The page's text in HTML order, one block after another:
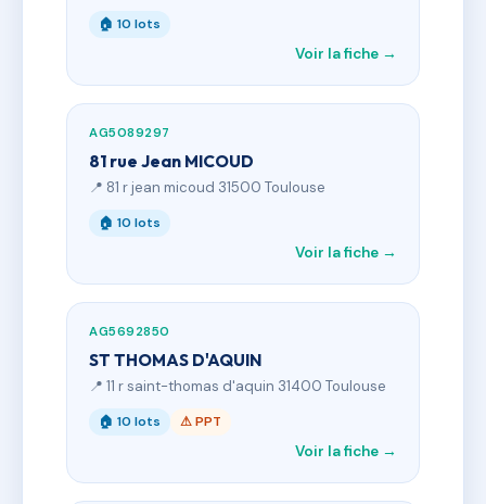
🏠 10 lots
Voir la fiche →
AG5089297
81 rue Jean MICOUD
📍 81 r jean micoud 31500 Toulouse
🏠 10 lots
Voir la fiche →
AG5692850
ST THOMAS D'AQUIN
📍 11 r saint-thomas d'aquin 31400 Toulouse
🏠 10 lots ⚠ PPT
Voir la fiche →